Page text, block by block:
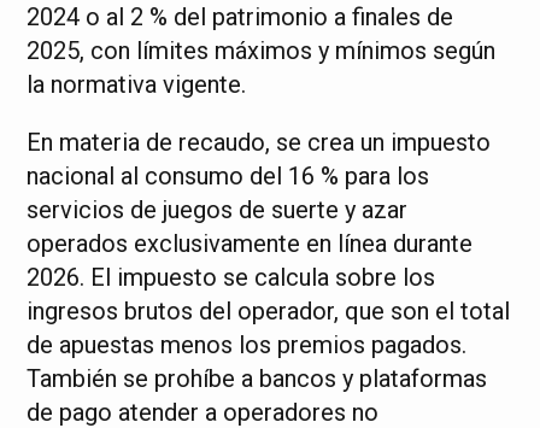
2024 o al 2 % del patrimonio a finales de
2025, con límites máximos y mínimos según
la normativa vigente.
En materia de recaudo, se crea un impuesto
nacional al consumo del 16 % para los
servicios de juegos de suerte y azar
operados exclusivamente en línea durante
2026. El impuesto se calcula sobre los
ingresos brutos del operador, que son el total
de apuestas menos los premios pagados.
También se prohíbe a bancos y plataformas
de pago atender a operadores no